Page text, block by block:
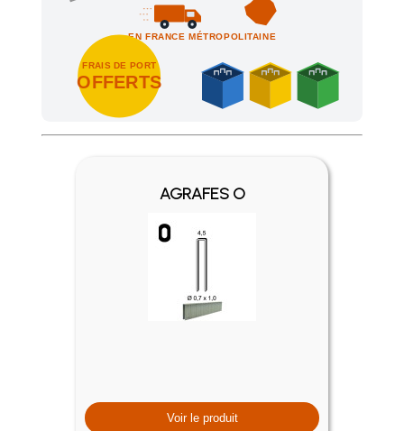
EN FRANCE MÉTROPOLITAINE
FRAIS DE PORT
OFFERTS
Achetez 4 sachets ou boîtes d'agrafes ou de pointes et
AGRAFES O
Voir le produit